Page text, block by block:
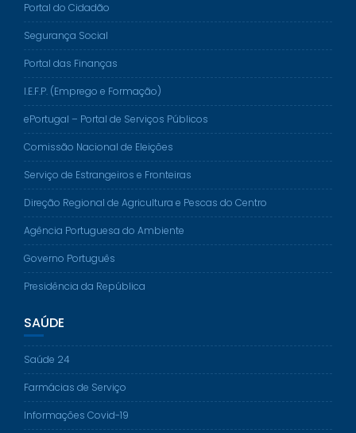
Portal do Cidadão
Segurança Social
Portal das Finanças
I.E.F.P. (Emprego e Formação)
ePortugal – Portal de Serviços Públicos
Comissão Nacional de Eleições
Serviço de Estrangeiros e Fronteiras
Direção Regional de Agricultura e Pescas do Centro
Agência Portuguesa do Ambiente
Governo Português
Presidência da República
SAÚDE
Saúde 24
Farmácias de Serviço
Informações Covid-19